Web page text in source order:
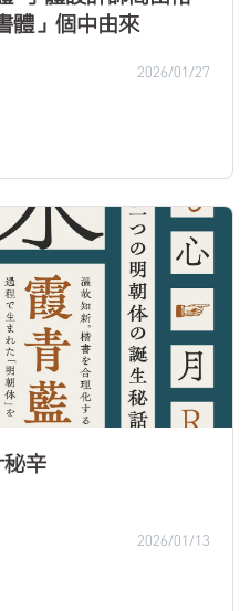
體」個中由來
2026/01/27
秘辛
2026/01/13